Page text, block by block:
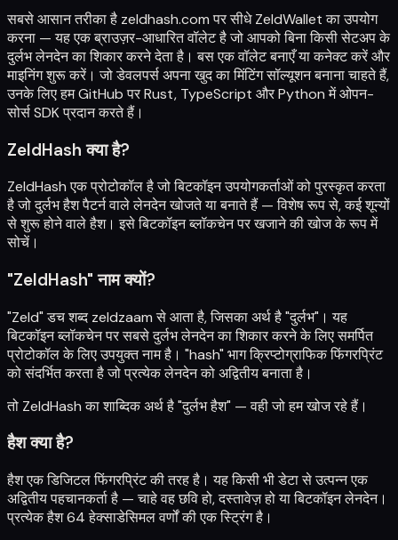
सबसे आसान तरीका है zeldhash.comपर सीधे ZeldWallet का उपयोग
करना — यह एक ब्राउज़र-आधारित वॉलेट है जो आपको बिना किसी सेटअप के
दुर्लभ लेनदेन का शिकार करने देता है। बस एक वॉलेट बनाएँ या कनेक्ट करें और
माइनिंग शुरू करें। जो डेवलपर्स अपना खुद का मिंटिंग सॉल्यूशन बनाना चाहते हैं,
उनके लिए हमGitHubपर Rust, TypeScript और Python में ओपन-
सोर्स SDK प्रदान करते हैं।
ZeldHash क्या है?
ZeldHash एक प्रोटोकॉल है जो बिटकॉइन उपयोगकर्ताओं को पुरस्कृत करता
है जो दुर्लभ हैश पैटर्न वाले लेनदेन खोजते या बनाते हैं — विशेष रूप से, कई शून्यों
से शुरू होने वाले हैश। इसे बिटकॉइन ब्लॉकचेन पर खजाने की खोज के रूप में
सोचें।
"ZeldHash" नाम क्यों?
"Zeld" डच शब्द zeldzaam से आता है, जिसका अर्थ है "दुर्लभ"। यह
बिटकॉइन ब्लॉकचेन पर सबसे दुर्लभ लेनदेन का शिकार करने के लिए समर्पित
प्रोटोकॉल के लिए उपयुक्त नाम है। "hash" भाग क्रिप्टोग्राफिक फिंगरप्रिंट
को संदर्भित करता है जो प्रत्येक लेनदेन को अद्वितीय बनाता है।
तो ZeldHash का शाब्दिक अर्थ है "दुर्लभ हैश" — वही जो हम खोज रहे हैं।
हैश क्या है?
हैश एक डिजिटल फिंगरप्रिंट की तरह है। यह किसी भी डेटा से उत्पन्न एक
अद्वितीय पहचानकर्ता है — चाहे वह छवि हो, दस्तावेज़ हो या बिटकॉइन लेनदेन।
प्रत्येक हैश 64 हेक्साडेसिमल वर्णों की एक स्ट्रिंग है।